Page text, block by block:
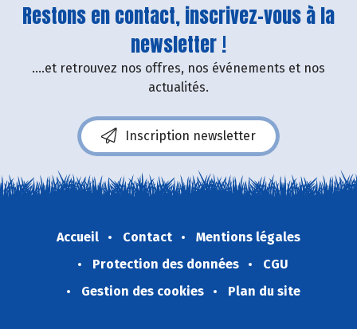
Restons en contact, inscrivez-vous à la
newsletter !
....et retrouvez nos offres, nos événements et nos
actualités.
Inscription newsletter
Accueil Contact
Mentions légales
Protection des données
CGU
Gestion des cookies
Plan du site